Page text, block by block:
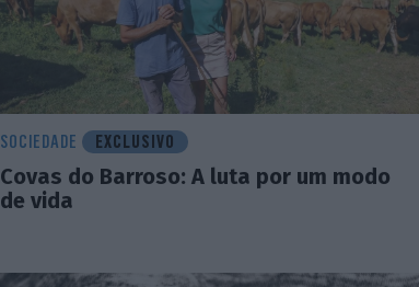
SOCIEDADE EXCLUSIVO
Covas do Barroso: A luta por um modo
de vida